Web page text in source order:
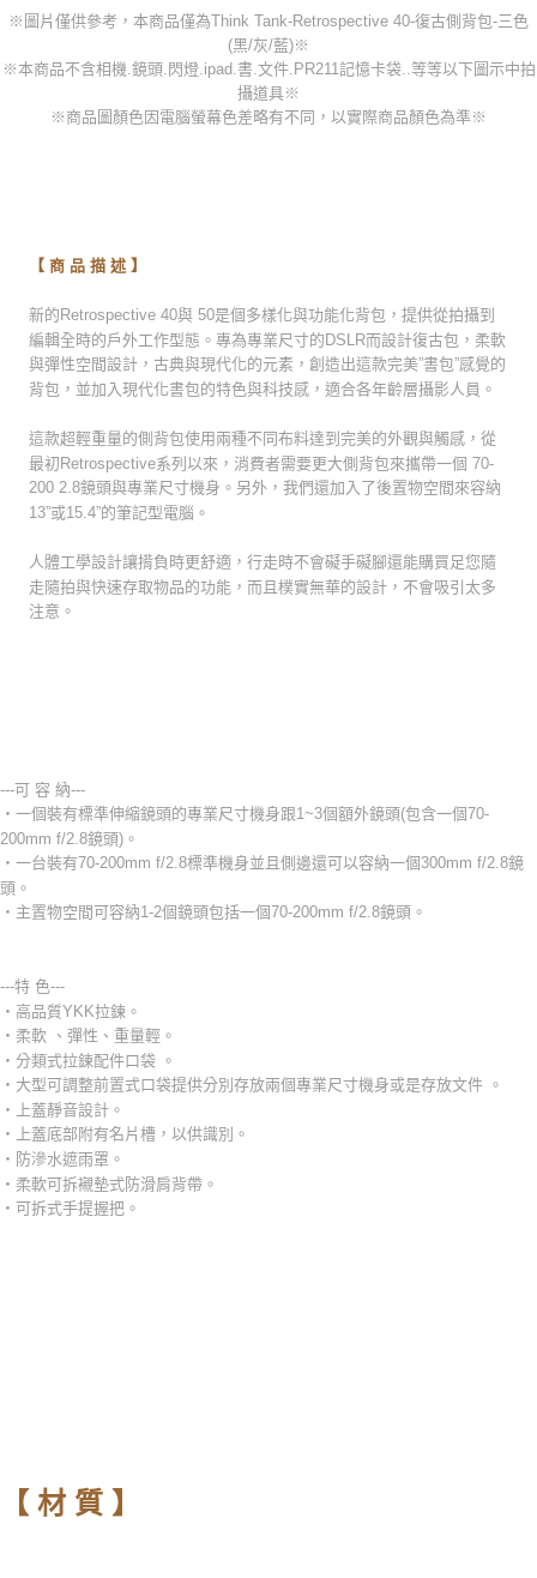
※圖片僅供參考，本商品僅為Think Tank-Retrospective 40-復古側背包-三色
(黑/灰/藍)※
※本商品不含相機.鏡頭.閃燈.ipad.書.文件.PR211記憶卡袋..等等以下圖示中拍
攝道具※
※商品圖顏色因電腦螢幕色差略有不同，以實際商品顏色為準※
【 商 品 描 述 】
新的Retrospective 40與 50是個多樣化與功能化背包，提供從拍攝到
編輯全時的戶外工作型態。專為專業尺寸的DSLR而設計復古包，柔軟
與彈性空間設計，古典與現代化的元素，創造出這款完美”書包”感覺的
背包，並加入現代化書包的特色與科技感，適合各年齡層攝影人員。
這款超輕重量的側背包使用兩種不同布料達到完美的外觀與觸感，從
最初Retrospective系列以來，消費者需要更大側背包來攜帶一個 70-
200 2.8鏡頭與專業尺寸機身。另外，我們還加入了後置物空間來容納
13”或15.4”的筆記型電腦。
人體工學設計讓揹負時更舒適，行走時不會礙手礙腳還能購買足您隨
走隨拍與快速存取物品的功能，而且樸實無華的設計，不會吸引太多
注意。
---可 容 納---
‧一個裝有標準伸縮鏡頭的專業尺寸機身跟1~3個額外鏡頭(包含一個70-
200mm f/2.8鏡頭)。
‧一台裝有70-200mm f/2.8標準機身並且側邊還可以容納一個300mm f/2.8鏡
頭。
‧主置物空間可容納1-2個鏡頭包括一個70-200mm f/2.8鏡頭。
---特 色---
‧高品質YKK拉鍊。
‧柔軟 、彈性、重量輕。
‧分類式拉鍊配件口袋 。
‧大型可調整前置式口袋提供分別存放兩個專業尺寸機身或是存放文件 。
‧上蓋靜音設計。
‧上蓋底部附有名片槽，以供識別。
‧防滲水遮雨罩。
‧柔軟可拆襯墊式防滑肩背帶。
‧可拆式手提握把。
【 材 質 】